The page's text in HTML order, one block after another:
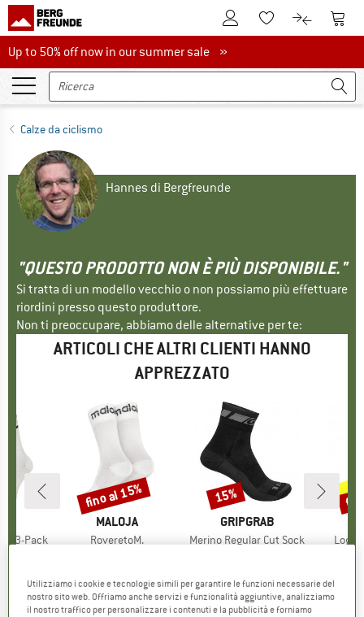
Al conto clienteAlla lista
Al Al
Up to 50% off now in our summer sale
Up to 50% off now in our summer sale »
Calze da ciclismo
Hannes di Bergfreunde
"QUESTO PRODOTTO NON È PIÙ DISPONIBILE."
Si tratta di un modello vecchio o non possiamo più effettuare
riordini presso questo produttore.
Non ti preoccupare, abbiamo delle alternative per te:
ARTICOLI CHE ALTRI CLIENTI HANNO
APPREZZATO
3-Pack
MARCHIO
MALOJA
Articolo
RoveretoM.
5,0(10)
Sconto
fino al 15%
MARCHIO
GRIPGRAB
Articolo
Merino Regular Cut Sock
5,0(1)
Sconto
15%
Logo
Utilizziamo i cookie e tecnologie simili per garantire le funzioni necessarie del
nostro sito web. Offriamo anche servizi e funzionalità aggiuntive, analizziamo
il nostro traffico per personalizzare i contenuti e la pubblicità e forniamo